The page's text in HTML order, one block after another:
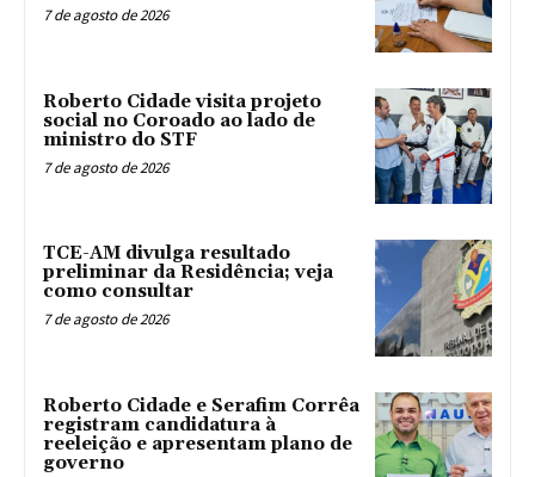
7 de agosto de 2026
Roberto Cidade visita projeto
social no Coroado ao lado de
ministro do STF
7 de agosto de 2026
TCE-AM divulga resultado
preliminar da Residência; veja
como consultar
7 de agosto de 2026
Roberto Cidade e Serafim Corrêa
registram candidatura à
reeleição e apresentam plano de
governo